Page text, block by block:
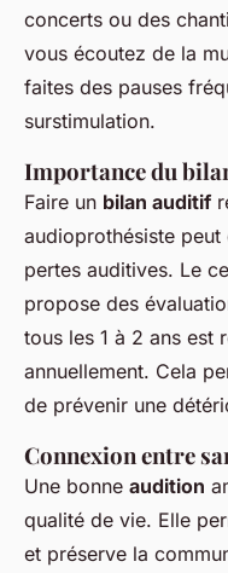
concerts ou des
vous écoutez de la
faites des pauses
surstimulation.
Importance du
Faire un bilan auditif
audioprothésiste
pertes auditives. Le
propose des
tous les 1 à 2 ans est
annuellement. Cela
de prévenir une
Connexion entre
Une bonne audition
qualité de vie. Elle
et préserve la